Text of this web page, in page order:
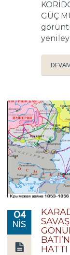
GÜÇ
04
NIS
HATTI